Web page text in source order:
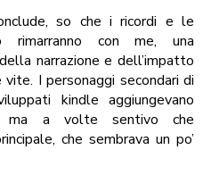
so che i ricordi e le
rimarranno con me, una
narrazione e dell’impatto
I personaggi secondari di
kindle aggiungevano
ma a volte sentivo che
che sembrava un po’